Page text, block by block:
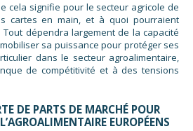
cela signifie pour le secteur agricole de
cartes en main, et à quoi pourraient
dépendra largement de la capacité
sa puissance pour protéger ses
dans le secteur agroalimentaire,
de compétitivité et à des tensions
DE PARTS DE MARCHÉ POUR
EUROPÉENS